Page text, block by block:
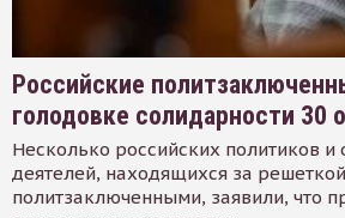
Российские
голодовке солидарности 30
Несколько российских политиков
деятелей, находящихся за
политзаключенными, заявили, что